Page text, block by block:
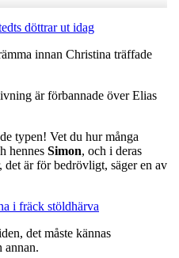
döttrar ut idag
innan Christina träffade
är förbannade över Elias
typen! Vet du hur många
hennes Simon, och i deras
det är för bedrövligt, säger en av
i fräck stöldhärva
det måste kännas
annan.